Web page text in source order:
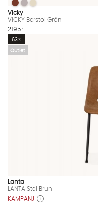
VICKY Barstol Grön Finns
VICKY Barstol Grön
VICKY Barstol Grön
VICKY Barstol Grön
Vicky
VICKY Barstol Grön
2195 :-
Outlet
63%
Lanta
LANTA Stol Brun
KAMPANJ